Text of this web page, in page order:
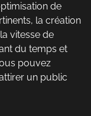
de
la création
vitesse de
du temps et
pouvez
un public